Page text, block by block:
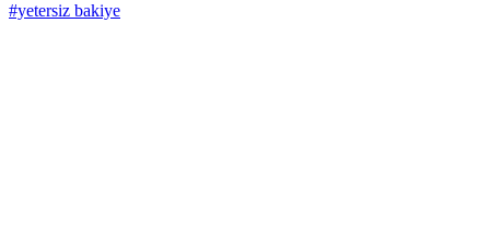
#yetersiz bakiye